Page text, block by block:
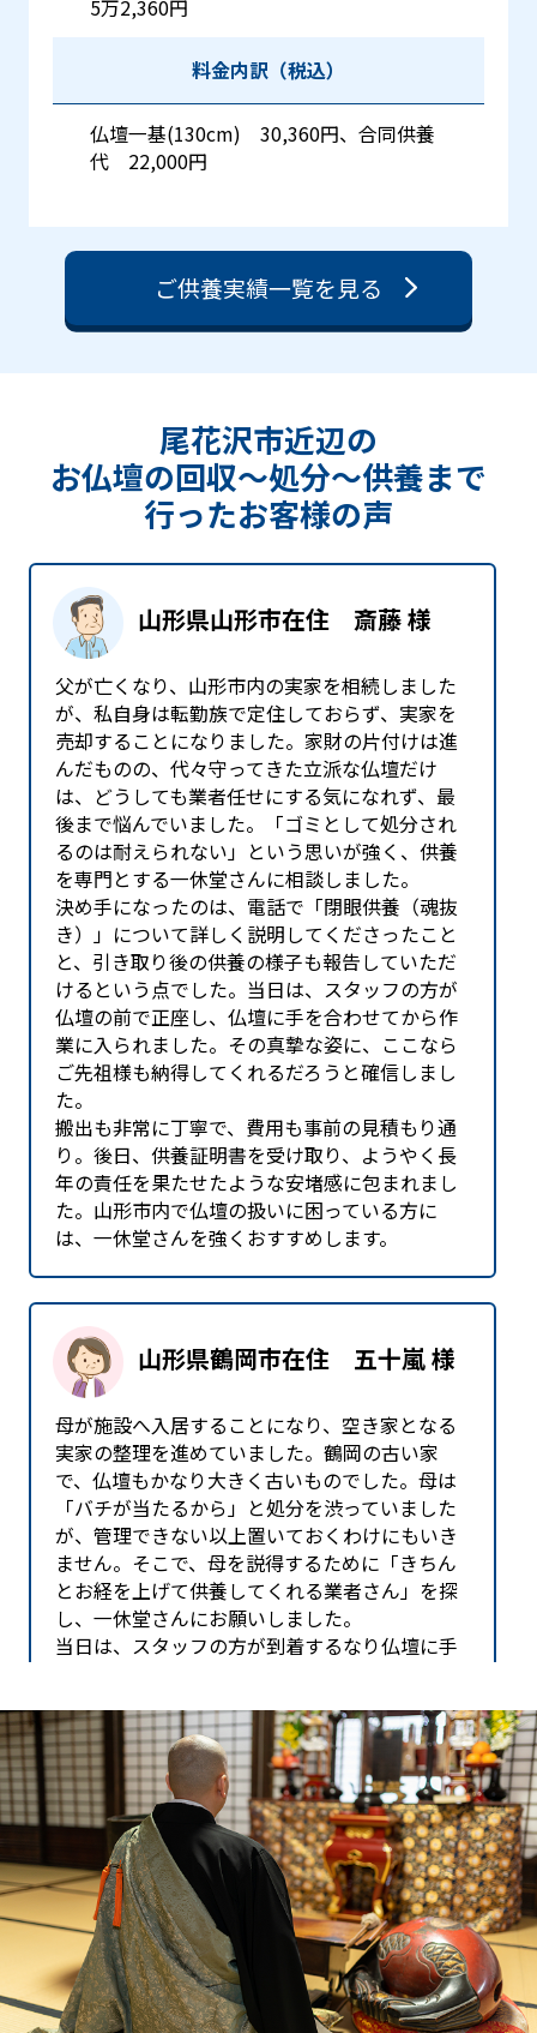
5万2,360円
料金内訳（税込）
仏壇一基(130cm) 30,360円、合同供養
代 22,000円
ご供養実績一覧を見る
尾花沢市近辺の
お仏壇の回収〜処分〜供養まで
行ったお客様の声
山形県山形市在住 斎藤 様
父が亡くなり、山形市内の実家を相続しました
が、私自身は転勤族で定住しておらず、実家を
売却することになりました。家財の片付けは進
んだものの、代々守ってきた立派な仏壇だけ
は、どうしても業者任せにする気になれず、最
後まで悩んでいました。「ゴミとして処分され
るのは耐えられない」という思いが強く、供養
を専門とする一休堂さんに相談しました。
決め手になったのは、電話で「閉眼供養（魂抜
き）」について詳しく説明してくださったこと
と、引き取り後の供養の様子も報告していただ
けるという点でした。当日は、スタッフの方が
仏壇の前で正座し、仏壇に手を合わせてから作
業に入られました。その真摯な姿に、ここなら
ご先祖様も納得してくれるだろうと確信しまし
た。
搬出も非常に丁寧で、費用も事前の見積もり通
り。後日、供養証明書を受け取り、ようやく長
年の責任を果たせたような安堵感に包まれまし
た。山形市内で仏壇の扱いに困っている方に
は、一休堂さんを強くおすすめします。
山形県鶴岡市在住 五十嵐 様
母が施設へ入居することになり、空き家となる
実家の整理を進めていました。鶴岡の古い家
で、仏壇もかなり大きく古いものでした。母は
「バチが当たるから」と処分を渋っていました
が、管理できない以上置いておくわけにもいき
ません。そこで、母を説得するために「きちん
とお経を上げて供養してくれる業者さん」を探
し、一休堂さんにお願いしました。
当日は、スタッフの方が到着するなり仏壇に手
涙ぐんで喜んでいました。搬出作業も、古い家
の鴨居や床を傷つけないよう慎重に行ってくだ
さり、プロの配慮を感じました。
ただ片付けるだけでなく、母の心のケアまでし
ていただいたようで、本当に感謝しています。
鶴岡市周辺で、家族の気持ちを大切にしてくれ
る業者をお探しなら、一休堂さんが一番です。
山形県酒田市在住 阿部 様